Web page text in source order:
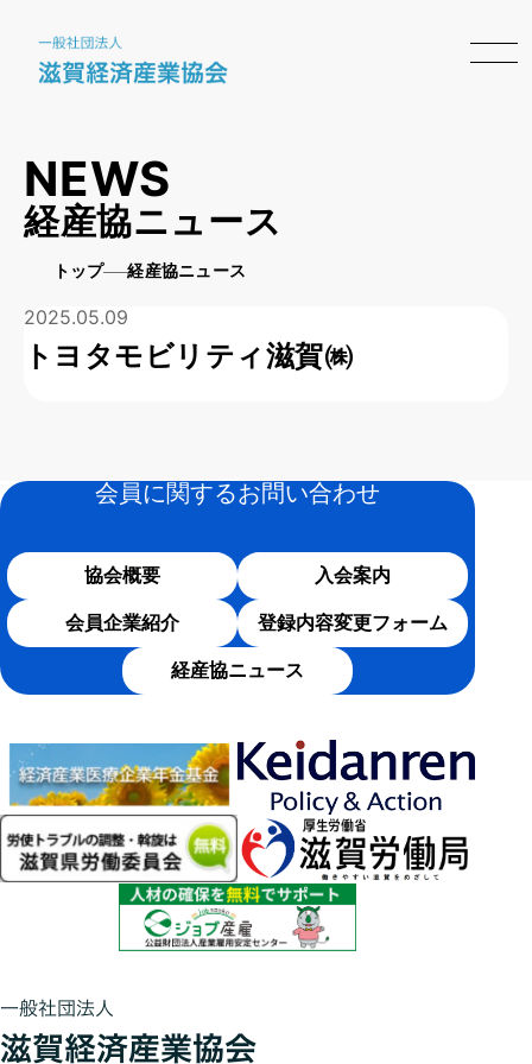
NEWS
経産協ニュース
トップ 経産協ニュース
2025.05.09
トヨタモビリティ滋賀㈱
会員に関するお問い合わせ
協会概要
入会案内
会員企業紹介
登録内容変更フォーム
経産協ニュース